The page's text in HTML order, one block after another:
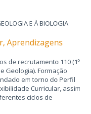
E À BIOLOGIA
Aprendizagens
de recrutamento 110 (1º
Geologia). Formação
em torno do Perfil
Curricular, assim
ciclos de